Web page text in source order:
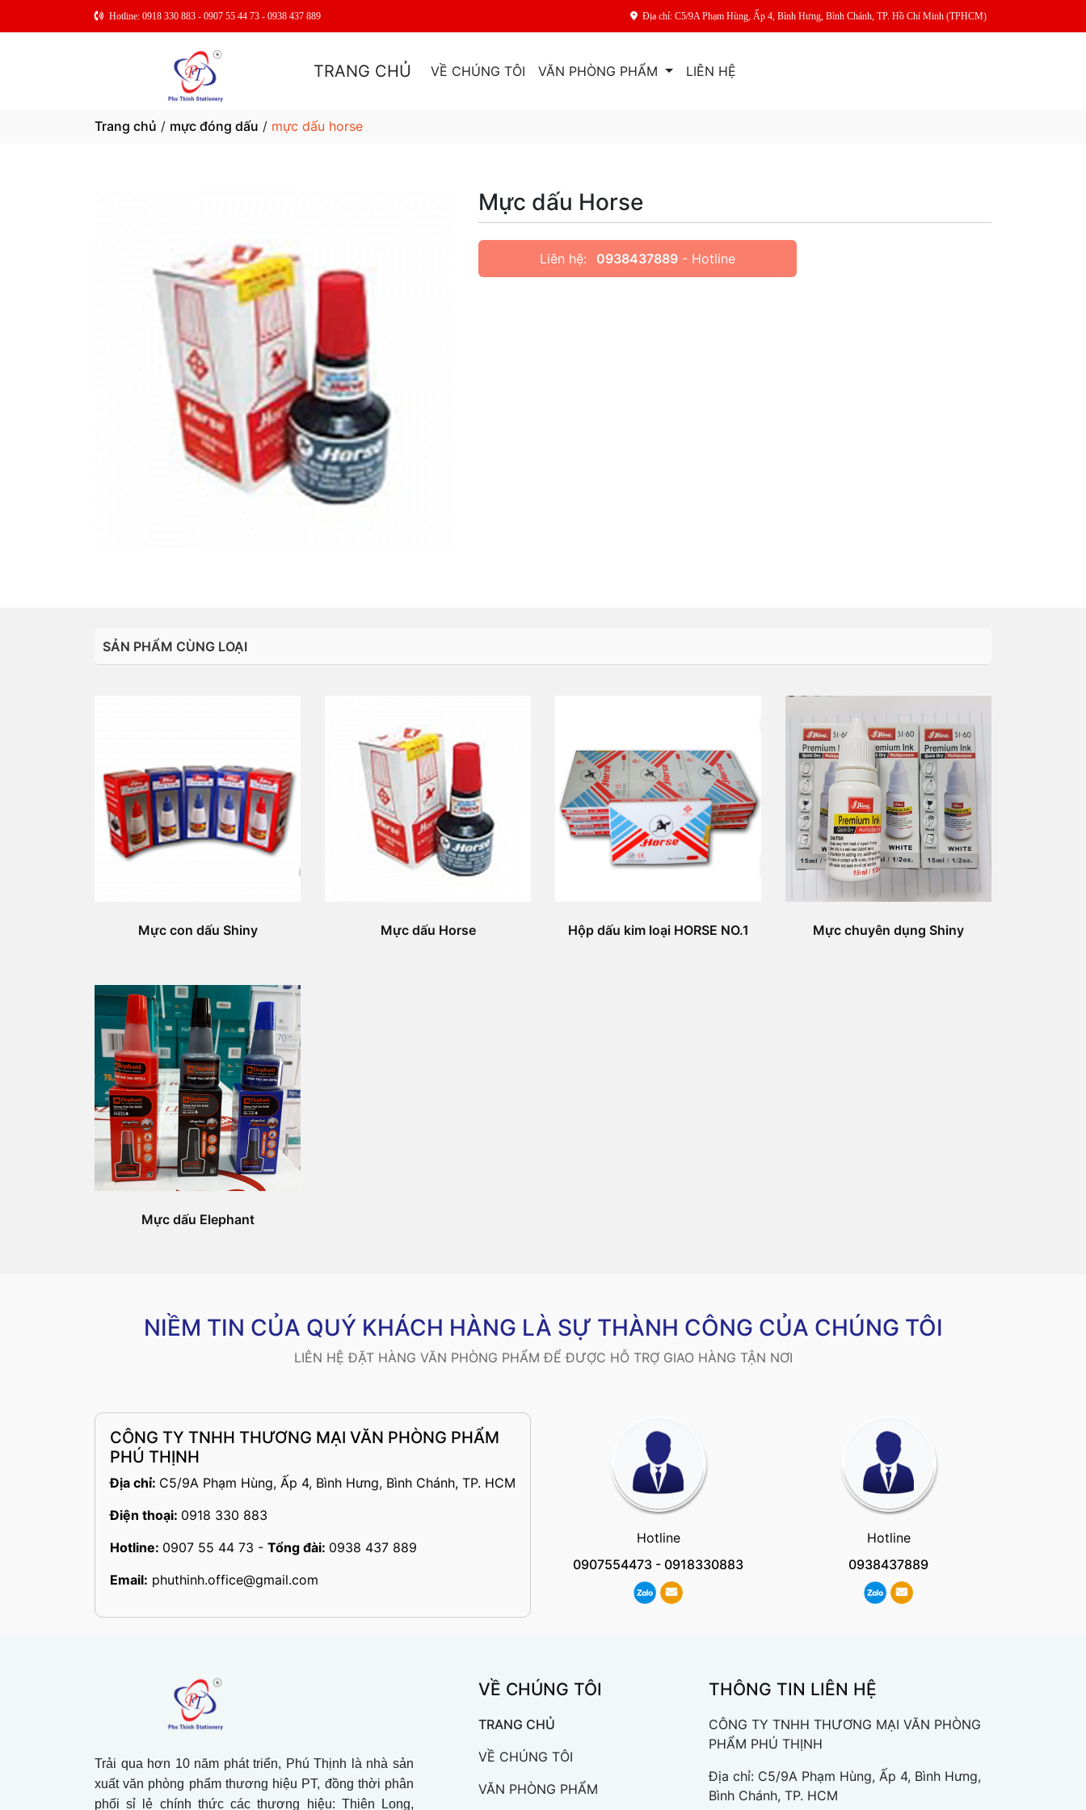
Hotline: 0918 330 883 - 0907 55 44 73 - 0938 437 889 Địa chỉ: C5/9A Phạm Hùng, Ấp 4, Bình Hưng, Bình Chánh, TP. Hồ Chí Minh (TPHCM)
TRANG CHỦ VỀ CHÚNG TÔI VĂN PHÒNG PHẨM LIÊN HỆ
Trang chủ / mực đóng dấu / mực dấu horse
Mực dấu Horse
Liên hệ: 0938437889- Hotline
SẢN PHẨM CÙNG LOẠI
Mực con dấu Shiny Mực dấu Horse Hộp dấu kim loại HORSE NO.1 Mực chuyên dụng Shiny
Mực dấu Elephant
NIỀM TIN CỦA QUÝ KHÁCH HÀNG LÀ SỰ THÀNH CÔNG CỦA CHÚNG TÔI
LIÊN HỆ ĐẶT HÀNG VĂN PHÒNG PHẨM ĐỂ ĐƯỢC HỖ TRỢ GIAO HÀNG TẬN NƠI
CÔNG TY TNHH THƯƠNG MẠI VĂN PHÒNG PHẨM
PHÚ THỊNH
Địa chỉ: C5/9A Phạm Hùng, Ấp 4, Bình Hưng, Bình Chánh, TP. HCM
Điện thoại: 0918 330 883
Hotline: 0907 55 44 73 - Tổng đài: 0938 437 889
Email: phuthinh.office@gmail.com
Hotline
0907554473 - 0918330883
Hotline
0938437889
Trải qua hơn 10 năm phát triển, Phú Thịnh là nhà sản
xuất văn phòng phẩm thương hiệu PT, đồng thời phân
phối sỉ lẻ chính thức các thương hiệu: Thiên Long,
VỀ CHÚNG TÔI
TRANG CHỦ
VỀ CHÚNG TÔI
VĂN PHÒNG PHẨM
THÔNG TIN LIÊN HỆ
CÔNG TY TNHH THƯƠNG MẠI VĂN PHÒNG
PHẨM PHÚ THỊNH
Địa chỉ: C5/9A Phạm Hùng, Ấp 4, Bình Hưng,
Bình Chánh, TP. HCM